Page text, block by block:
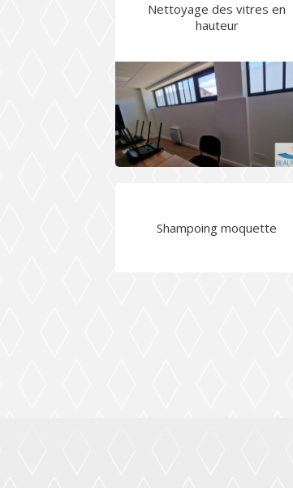
Nettoyage des vitres en
hauteur
Shampoing moquette